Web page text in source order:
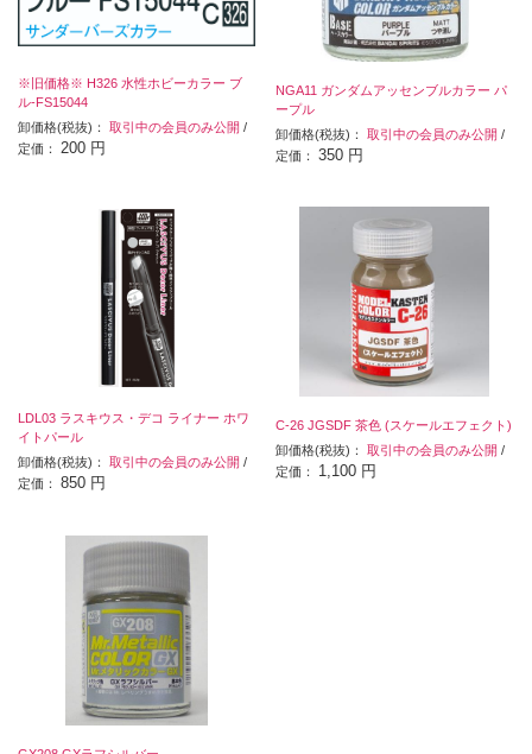
※旧価格※ H326 水性ホビーカラー ブ
ル-FS15044
卸価格(税抜)： 取引中の会員のみ公開 /
定価： 200 円
NGA11 ガンダムアッセンブルカラー パ
ープル
卸価格(税抜)：取引中の会員のみ公開 /
定価：350 円
LDL03 ラスキウス・デコ ライナー ホワ
イトパール
卸価格(税抜)： 取引中の会員のみ公開 /
定価： 850 円
C-26 JGSDF 茶色 (スケールエフェクト)
卸価格(税抜)：取引中の会員のみ公開 /
定価： 1,100 円